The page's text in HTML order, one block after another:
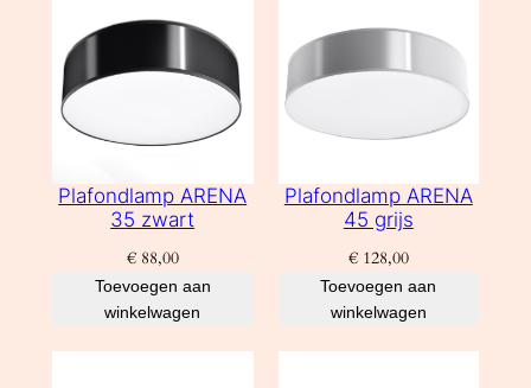
Plafondlamp ARENA
35 zwart
€88,00
Toevoegen aan
winkelwagen
Plafondlamp ARENA
45 grijs
€128,00
Toevoegen aan
winkelwagen